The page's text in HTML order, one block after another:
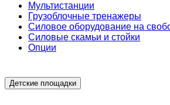
Мультистанции
Грузоблочные тренажеры
Силовое оборудование на
Силовые скамьи и стойки
Опции
Детские площадки